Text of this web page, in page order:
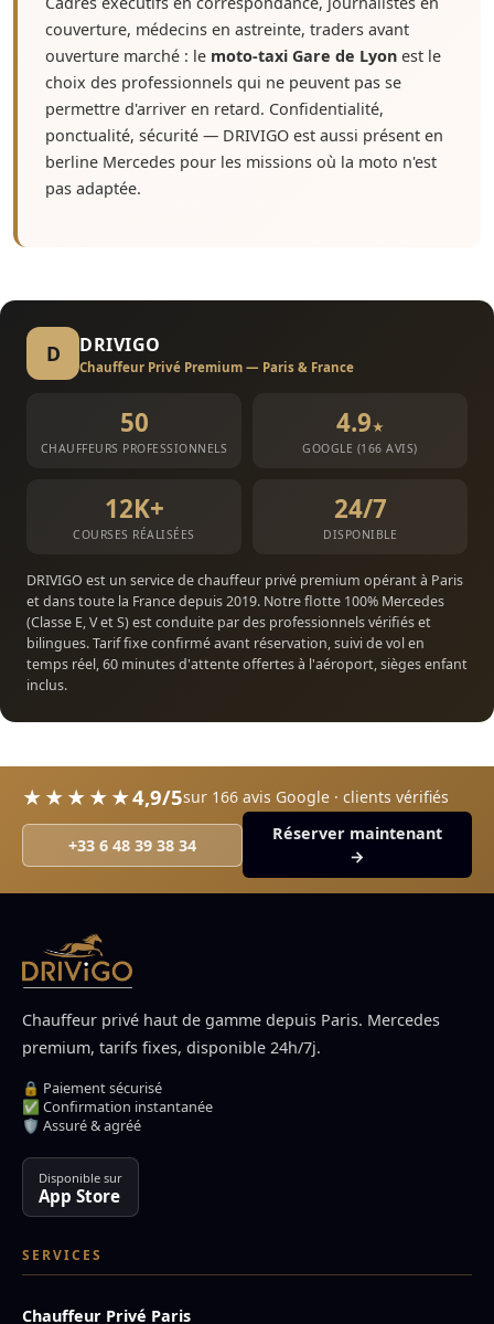
couverture, médecins en astreinte, traders avant
ouverture marché : le moto-taxi Gare de Lyon est le
choix des professionnels qui ne peuvent pas se
permettre d'arriver en retard. Confidentialité,
ponctualité, sécurité — DRIVIGO est aussi présent en
berline Mercedes pour les missions où la moto n'est
pas adaptée.
D DRIVIGO
Chauffeur Privé Premium — Paris & France
50
CHAUFFEURS PROFESSIONNELS
4.9★
GOOGLE (166 AVIS)
12K+
COURSES RÉALISÉES
24/7
DISPONIBLE
DRIVIGO est un service de chauffeur privé premium opérant à Paris
et dans toute la France depuis 2019. Notre flotte 100% Mercedes
(Classe E, V et S) est conduite par des professionnels vérifiés et
bilingues. Tarif fixe confirmé avant réservation, suivi de vol en
temps réel, 60 minutes d'attente offertes à l'aéroport, sièges enfant
inclus.
★★★★★4,9/5sur 166 avis Google · clients vérifiés
+33 6 48 39 38 34
Réserver maintenant
→
Chauffeur privé haut de gamme depuis Paris. Mercedes
premium, tarifs fixes, disponible 24h/7j.
🔒 Paiement sécurisé
✅ Confirmation instantanée
🛡️ Assuré & agréé
Disponible sur
App Store
SERVICES
Chauffeur Privé Paris